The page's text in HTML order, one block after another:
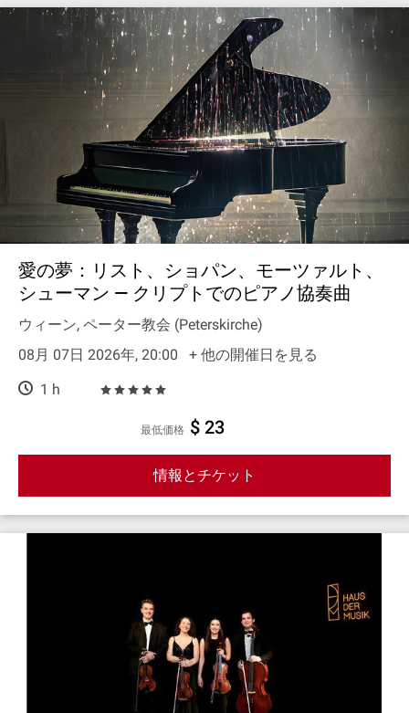
愛の夢：リスト、ショパン、モーツァルト、
シューマン — クリプトでのピアノ協奏曲
ウィーン, ペーター教会 (Peterskirche)
08月 07日 2026年, 20:00
+ 他の開催日を見る
1 h
最低価格 $ 23
情報とチケット